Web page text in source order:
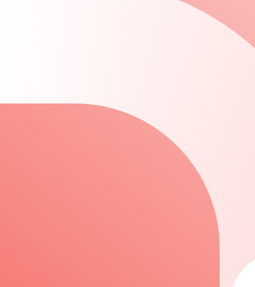
2019（令和元）年6月に会長に就任いたしました池田育
ックゴルフ協会を創立し、2010（平成22）年には、ス
かな国民生活への寄与を目標に活動して参りました。北
メインとなる競技会開催事業では、看板競技のアマチュ
ことで、アマチュアゴルファーのみなさまにプレーの機
ゴルフ業界の先行きは、少子高齢化の加速や人口減少か
や若い世代のゴルファーの育成による底辺拡大、需要創
当協会はゴルフのさらなる普及振興を目指し、アマチュ
様方の、ご指導ご鞭撻をよろしくお願い申し上げます